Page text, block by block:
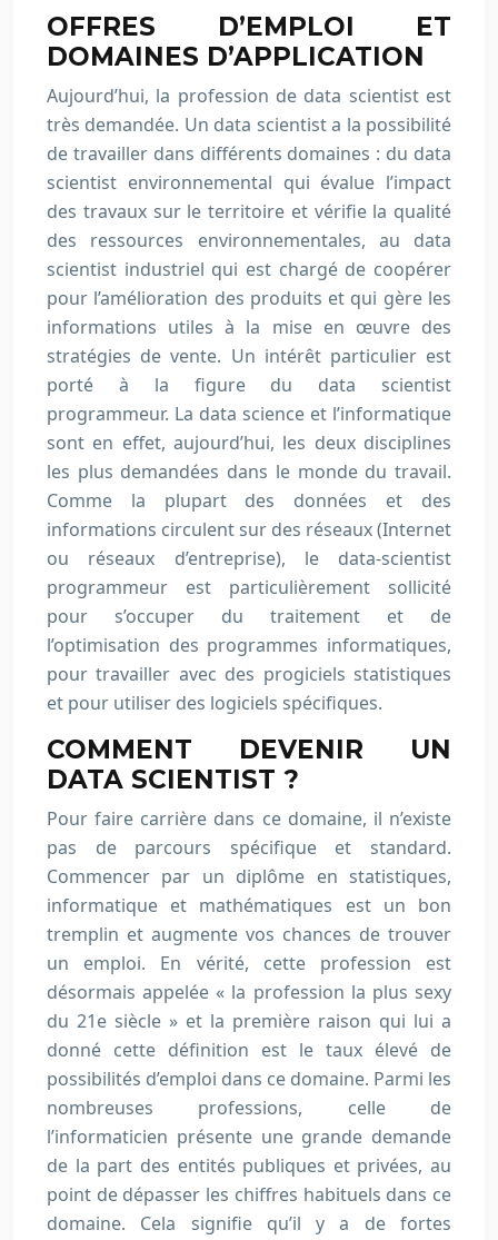
OFFRES D’EMPLOI ET
DOMAINES D’APPLICATION
Aujourd’hui, la profession de data scientist est
très demandée. Un data scientist a la possibilité
de travailler dans différents domaines : du data
scientist environnemental qui évalue l’impact
des travaux sur le territoire et vérifie la qualité
des ressources environnementales, au data
scientist industriel qui est chargé de coopérer
pour l’amélioration des produits et qui gère les
informations utiles à la mise en œuvre des
stratégies de vente. Un intérêt particulier est
porté à la figure du data scientist
programmeur. La data science et l’informatique
sont en effet, aujourd’hui, les deux disciplines
les plus demandées dans le monde du travail.
Comme la plupart des données et des
informations circulent sur des réseaux (Internet
ou réseaux d’entreprise), le data-scientist
programmeur est particulièrement sollicité
pour s’occuper du traitement et de
l’optimisation des programmes informatiques,
pour travailler avec des progiciels statistiques
et pour utiliser des logiciels spécifiques.
COMMENT DEVENIR UN
DATA SCIENTIST ?
Pour faire carrière dans ce domaine, il n’existe
pas de parcours spécifique et standard.
Commencer par un diplôme en statistiques,
informatique et mathématiques est un bon
tremplin et augmente vos chances de trouver
un emploi. En vérité, cette profession est
désormais appelée « la profession la plus sexy
du 21e siècle » et la première raison qui lui a
donné cette définition est le taux élevé de
possibilités d’emploi dans ce domaine. Parmi les
nombreuses professions, celle de
l’informaticien présente une grande demande
de la part des entités publiques et privées, au
point de dépasser les chiffres habituels dans ce
domaine. Cela signifie qu’il y a de fortes